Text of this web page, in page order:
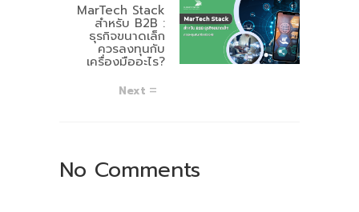
MarTech Stack
สำหรับ B2B :
ธุรกิจขนาดเล็ก
ควรลงทุนกับ
เครื่องมืออะไร?
Next
No Comments